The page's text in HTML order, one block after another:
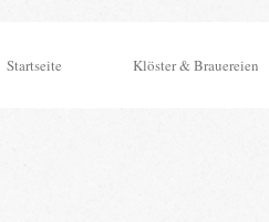
Startseite Klöster & Brauereien